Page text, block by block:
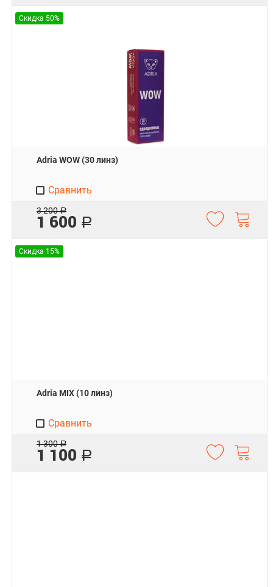
Скидка 50%
Adria WOW (30 линз)
3 200 Р
1 600 Р
Сравнить
Скидка 15%
Adria MIX (10 линз)
1 300 Р
1 100 Р
Сравнить